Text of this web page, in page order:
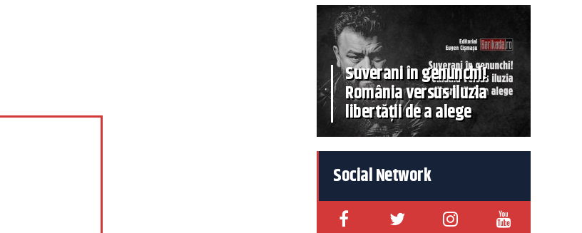
Suverani în genunchi!
România versus iluzia
libertății de a alege
Social Network